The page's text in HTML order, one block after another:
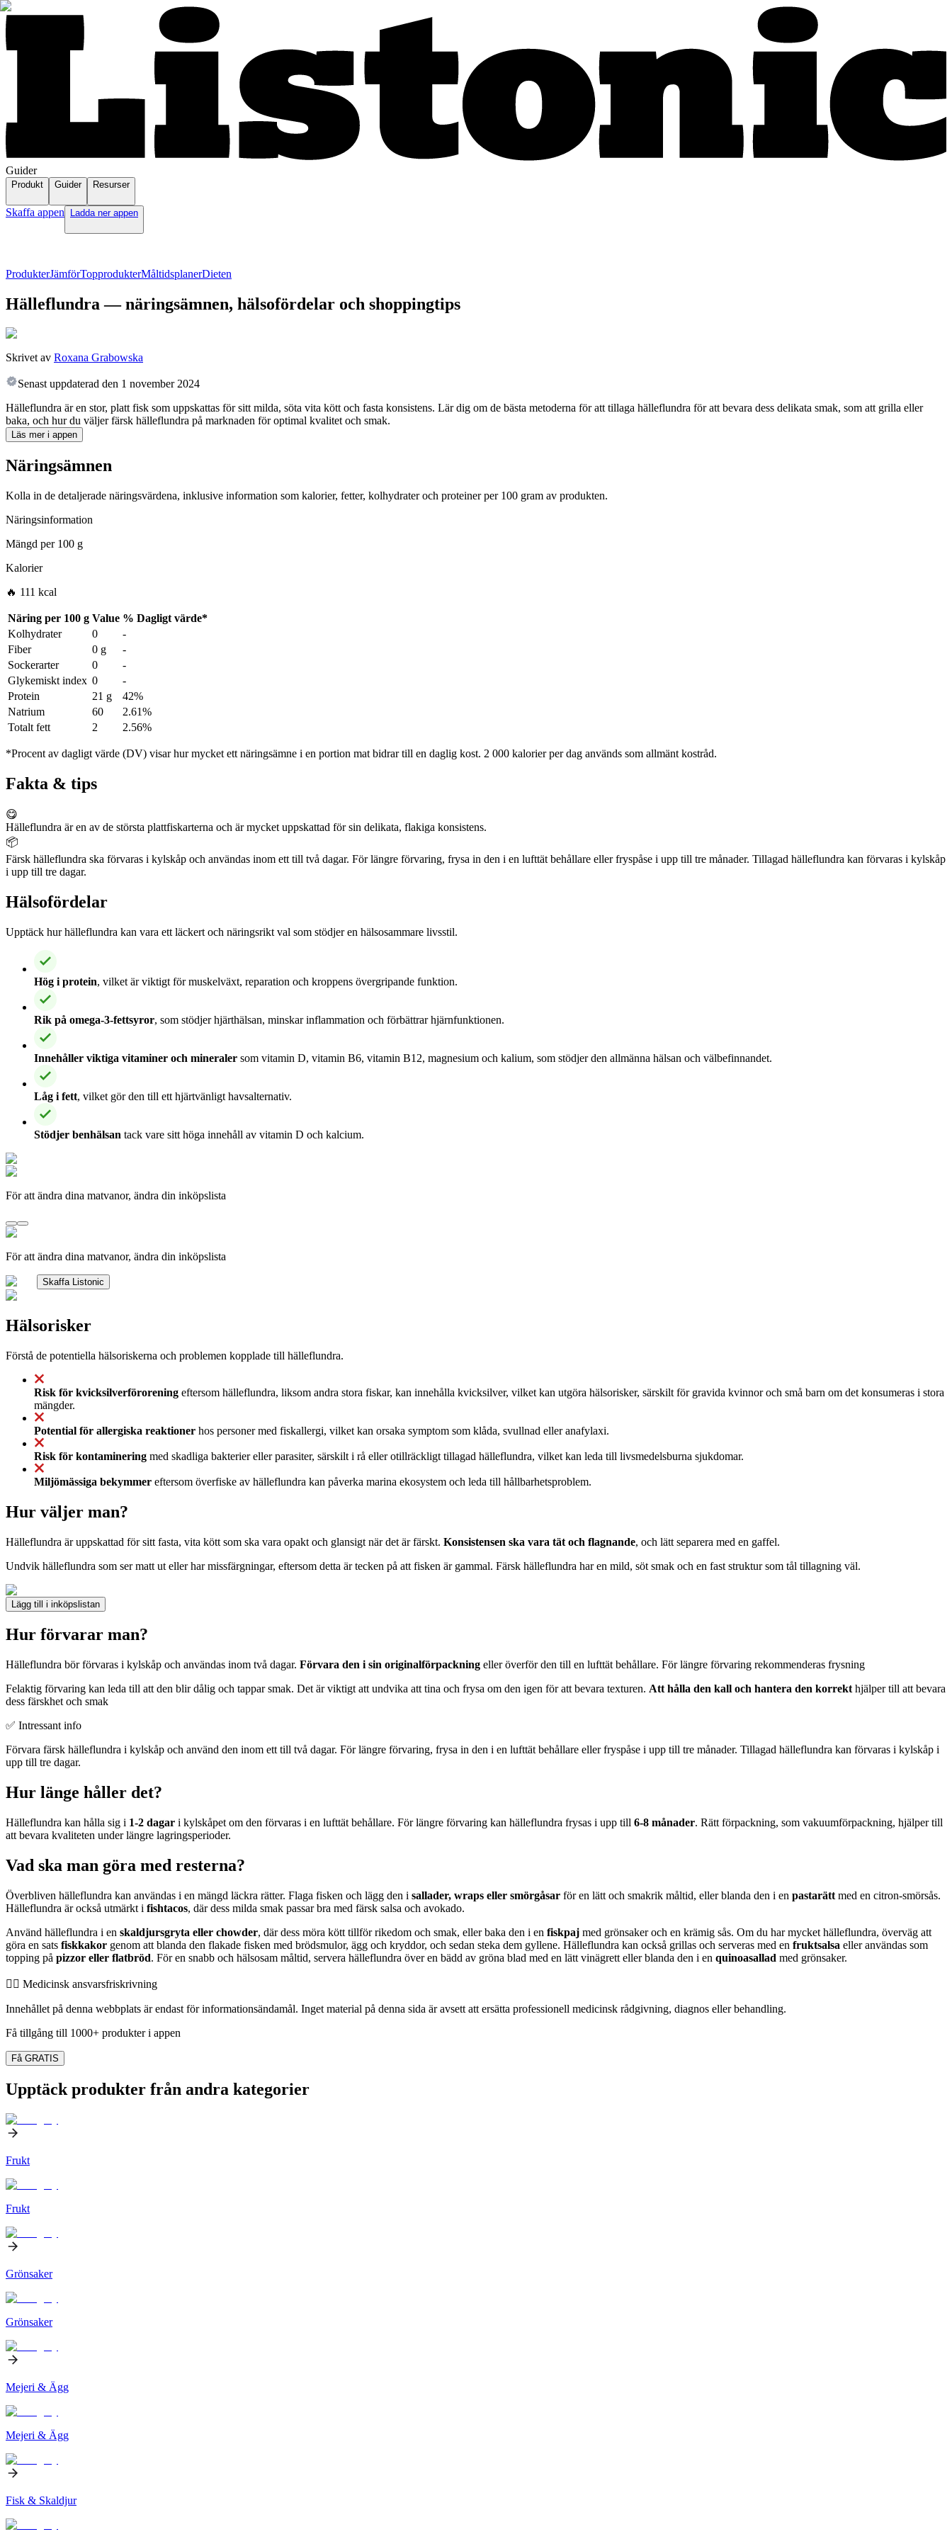
Guider
Produkt Guider Resurser
Skaffa appen Ladda ner appen
ProdukterJämförTopprodukterMåltidsplanerDieten
Hälleflundra — näringsämnen, hälsofördelar och shoppingtips
Skrivet av Roxana Grabowska
Senast uppdaterad den 1 november 2024
Hälleflundra är en stor, platt fisk som uppskattas för sitt milda, söta vita kött och fasta konsistens. Lär dig om de bästa metoderna för att tillaga hälleflundra för att bevara dess delikata smak, som att grilla eller
baka, och hur du väljer färsk hälleflundra på marknaden för optimal kvalitet och smak.
Läs mer i appen
Näringsämnen
Kolla in de detaljerade näringsvärdena, inklusive information som kalorier, fetter, kolhydrater och proteiner per 100 gram av produkten.
Näringsinformation
Mängd per100 g
Kalorier
🔥 111 kcal
Näring per 100 g Value % Dagligt värde*
Kolhydrater
0
-
Fiber
0 g
-
Sockerarter
0
-
Glykemiskt index 0
-
Protein
21 g
42%
Natrium
60
2.61%
Totalt fett
2 2.56%
*Procent av dagligt värde (DV) visar hur mycket ett näringsämne i en portion mat bidrar till en daglig kost. 2 000 kalorier per dag används som allmänt kostråd.
Fakta & tips
😋
Hälleflundra är en av de största plattfiskarterna och är mycket uppskattad för sin delikata, flakiga konsistens.
📦
Färsk hälleflundra ska förvaras i kylskåp och användas inom ett till två dagar. För längre förvaring, frysa in den i en lufttät behållare eller fryspåse i upp till tre månader. Tillagad hälleflundra kan förvaras i kylskåp
i upp till tre dagar.
Hälsofördelar
Upptäck hur hälleflundra kan vara ett läckert och näringsrikt val som stödjer en hälsosammare livsstil.
Hög i protein, vilket är viktigt för muskelväxt, reparation och kroppens övergripande funktion.
Rik på omega-3-fettsyror, som stödjer hjärthälsan, minskar inflammation och förbättrar hjärnfunktionen.
Innehåller viktiga vitaminer och mineraler som vitamin D, vitamin B6, vitamin B12, magnesium och kalium, som stödjer den allmänna hälsan och välbefinnandet.
Låg i fett, vilket gör den till ett hjärtvänligt havsalternativ.
Stödjer benhälsan tack vare sitt höga innehåll av vitamin D och kalcium.
För att ändra dina matvanor, ändra din inköpslista
För att ändra dina matvanor, ändra din inköpslista
Skaffa Listonic
Hälsorisker
Förstå de potentiella hälsoriskerna och problemen kopplade till hälleflundra.
Risk för kvicksilverförorening eftersom hälleflundra, liksom andra stora fiskar, kan innehålla kvicksilver, vilket kan utgöra hälsorisker, särskilt för gravida kvinnor och små barn om det konsumeras i stora
mängder.
Potential för allergiska reaktioner hos personer med fiskallergi, vilket kan orsaka symptom som klåda, svullnad eller anafylaxi.
Risk för kontaminering med skadliga bakterier eller parasiter, särskilt i rå eller otillräckligt tillagad hälleflundra, vilket kan leda till livsmedelsburna sjukdomar.
Miljömässiga bekymmer eftersom överfiske av hälleflundra kan påverka marina ekosystem och leda till hållbarhetsproblem.
Hur väljer man?
Hälleflundra är uppskattad för sitt fasta, vita kött som ska vara opakt och glansigt när det är färskt. Konsistensen ska vara tät och flagnande, och lätt separera med en gaffel.
Undvik hälleflundra som ser matt ut eller har missfärgningar, eftersom detta är tecken på att fisken är gammal. Färsk hälleflundra har en mild, söt smak och en fast struktur som tål tillagning väl.
Lägg till i inköpslistan
Hur förvarar man?
Hälleflundra bör förvaras i kylskåp och användas inom två dagar. Förvara den i sin originalförpackning eller överför den till en lufttät behållare. För längre förvaring rekommenderas frysning
Felaktig förvaring kan leda till att den blir dålig och tappar smak. Det är viktigt att undvika att tina och frysa om den igen för att bevara texturen. Att hålla den kall och hantera den korrekt hjälper till att bevara
dess färskhet och smak
✅ Intressant info
Förvara färsk hälleflundra i kylskåp och använd den inom ett till två dagar. För längre förvaring, frysa in den i en lufttät behållare eller fryspåse i upp till tre månader. Tillagad hälleflundra kan förvaras i kylskåp i
upp till tre dagar.
Hur länge håller det?
Hälleflundra kan hålla sig i 1-2 dagar i kylskåpet om den förvaras i en lufttät behållare. För längre förvaring kan hälleflundra frysas i upp till 6-8 månader. Rätt förpackning, som vakuumförpackning, hjälper till
att bevara kvaliteten under längre lagringsperioder.
Vad ska man göra med resterna?
Överbliven hälleflundra kan användas i en mängd läckra rätter. Flaga fisken och lägg den i sallader, wraps eller smörgåsar för en lätt och smakrik måltid, eller blanda den i en pastarätt med en citron-smörsås.
Hälleflundra är också utmärkt i fishtacos, där dess milda smak passar bra med färsk salsa och avokado.
Använd hälleflundra i en skaldjursgryta eller chowder, där dess möra kött tillför rikedom och smak, eller baka den i en fiskpaj med grönsaker och en krämig sås. Om du har mycket hälleflundra, överväg att
göra en sats fiskkakor genom att blanda den flakade fisken med brödsmulor, ägg och kryddor, och sedan steka dem gyllene. Hälleflundra kan också grillas och serveras med en fruktsalsa eller användas som
topping på pizzor eller flatbröd. För en snabb och hälsosam måltid, servera hälleflundra över en bädd av gröna blad med en lätt vinägrett eller blanda den i en quinoasallad med grönsaker.
👨‍⚕️️ Medicinsk ansvarsfriskrivning
Innehållet på denna webbplats är endast för informationsändamål. Inget material på denna sida är avsett att ersätta professionell medicinsk rådgivning, diagnos eller behandling.
Få tillgång till 1000+ produkter i appen
Få GRATIS
Upptäck produkter från andra kategorier
Frukt
Frukt
Grönsaker
Grönsaker
Mejeri & Ägg
Mejeri & Ägg
Fisk & Skaldjur